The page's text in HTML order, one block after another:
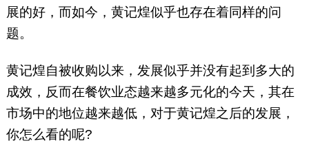
展的好，而如今，黄记煌似乎也存在着同样的问
题。
黄记煌自被收购以来，发展似乎并没有起到多大的
成效，反而在餐饮业态越来越多元化的今天，其在
市场中的地位越来越低，对于黄记煌之后的发展，
你怎么看的呢?